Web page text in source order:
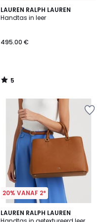
LAUREN RALPH LAUREN
Handtas in leer
495.00 €
5
/
5
/
20% VANAF 2*
LAUREN RALPH LAUREN
5
/